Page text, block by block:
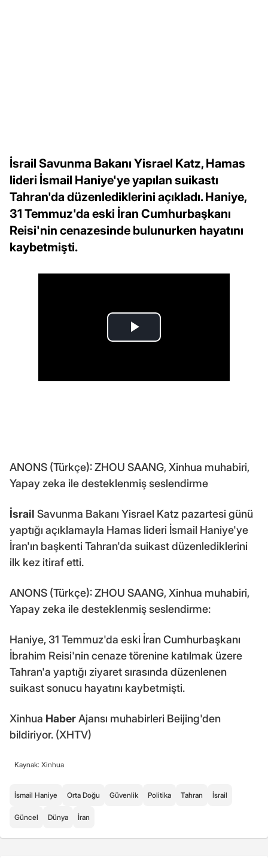
İsrail Savunma Bakanı Yisrael Katz, Hamas
lideri İsmail Haniye'ye yapılan suikastı
Tahran'da düzenlediklerini açıkladı. Haniye,
31 Temmuz'da eski İran Cumhurbaşkanı
Reisi'nin cenazesinde bulunurken hayatını
kaybetmişti.
ANONS (Türkçe): ZHOU SAANG, Xinhua muhabiri,
Yapay zeka ile desteklenmiş seslendirme
İsrail Savunma Bakanı Yisrael Katz pazartesi günü
yaptığı açıklamayla Hamas lideri İsmail Haniye'ye
İran'ın başkenti Tahran'da suikast düzenlediklerini
ilk kez itiraf etti.
ANONS (Türkçe): ZHOU SAANG, Xinhua muhabiri,
Yapay zeka ile desteklenmiş seslendirme:
Haniye, 31 Temmuz'da eski İran Cumhurbaşkanı
İbrahim Reisi'nin cenaze törenine katılmak üzere
Tahran'a yaptığı ziyaret sırasında düzenlenen
suikast sonucu hayatını kaybetmişti.
Xinhua HaberAjansı muhabirleri Beijing'den
bildiriyor. (XHTV)
Kaynak: Xinhua
İsmail Haniye Orta Doğu Güvenlik Politika Tahran İsrail
Güncel Dünya İran